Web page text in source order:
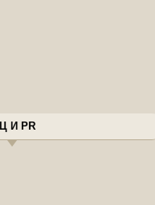
И PR